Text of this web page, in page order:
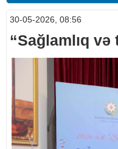
30-05-2026, 08:56
“Sağlamlıq